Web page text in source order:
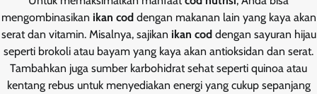
mengombinasikan ikan coddengan makanan lain yang kaya akan
serat dan vitamin. Misalnya, sajikan ikan coddengan sayuran hijau
seperti brokoli atau bayam yang kaya akan antioksidan dan serat.
Tambahkan juga sumber karbohidrat sehat seperti quinoa atau
kentang rebus untuk menyediakan energi yang cukup sepanjang